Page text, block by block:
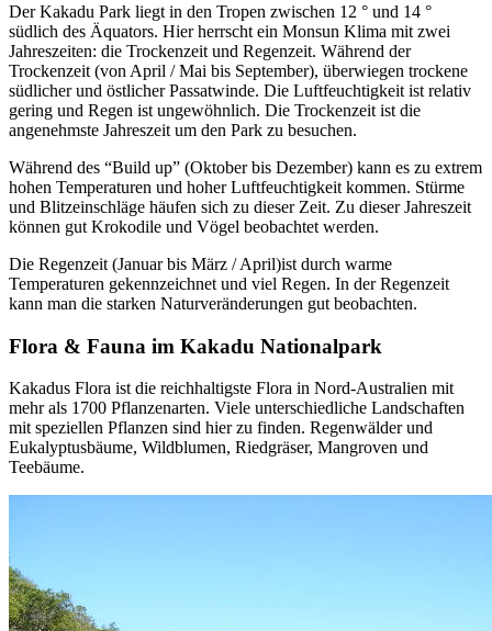
Der Kakadu Park liegt in den Tropen zwischen 12 ° und 14 °
südlich des Äquators. Hier herrscht ein Monsun Klima mit zwei
Jahreszeiten: die Trockenzeit und Regenzeit. Während der
Trockenzeit (von April / Mai bis September), überwiegen trockene
südlicher und östlicher Passatwinde. Die Luftfeuchtigkeit ist relativ
gering und Regen ist ungewöhnlich. Die Trockenzeit ist die
angenehmste Jahreszeit um den Park zu besuchen.
Während des “Build up” (Oktober bis Dezember) kann es zu extrem
hohen Temperaturen und hoher Luftfeuchtigkeit kommen. Stürme
und Blitzeinschläge häufen sich zu dieser Zeit. Zu dieser Jahreszeit
können gut Krokodile und Vögel beobachtet werden.
Die Regenzeit (Januar bis März / April)ist durch warme
Temperaturen gekennzeichnet und viel Regen. In der Regenzeit
kann man die starken Naturveränderungen gut beobachten.
Flora & Fauna im Kakadu Nationalpark
Kakadus Flora ist die reichhaltigste Flora in Nord-Australien mit
mehr als 1700 Pflanzenarten. Viele unterschiedliche Landschaften
mit speziellen Pflanzen sind hier zu finden. Regenwälder und
Eukalyptusbäume, Wildblumen, Riedgräser, Mangroven und
Teebäume.